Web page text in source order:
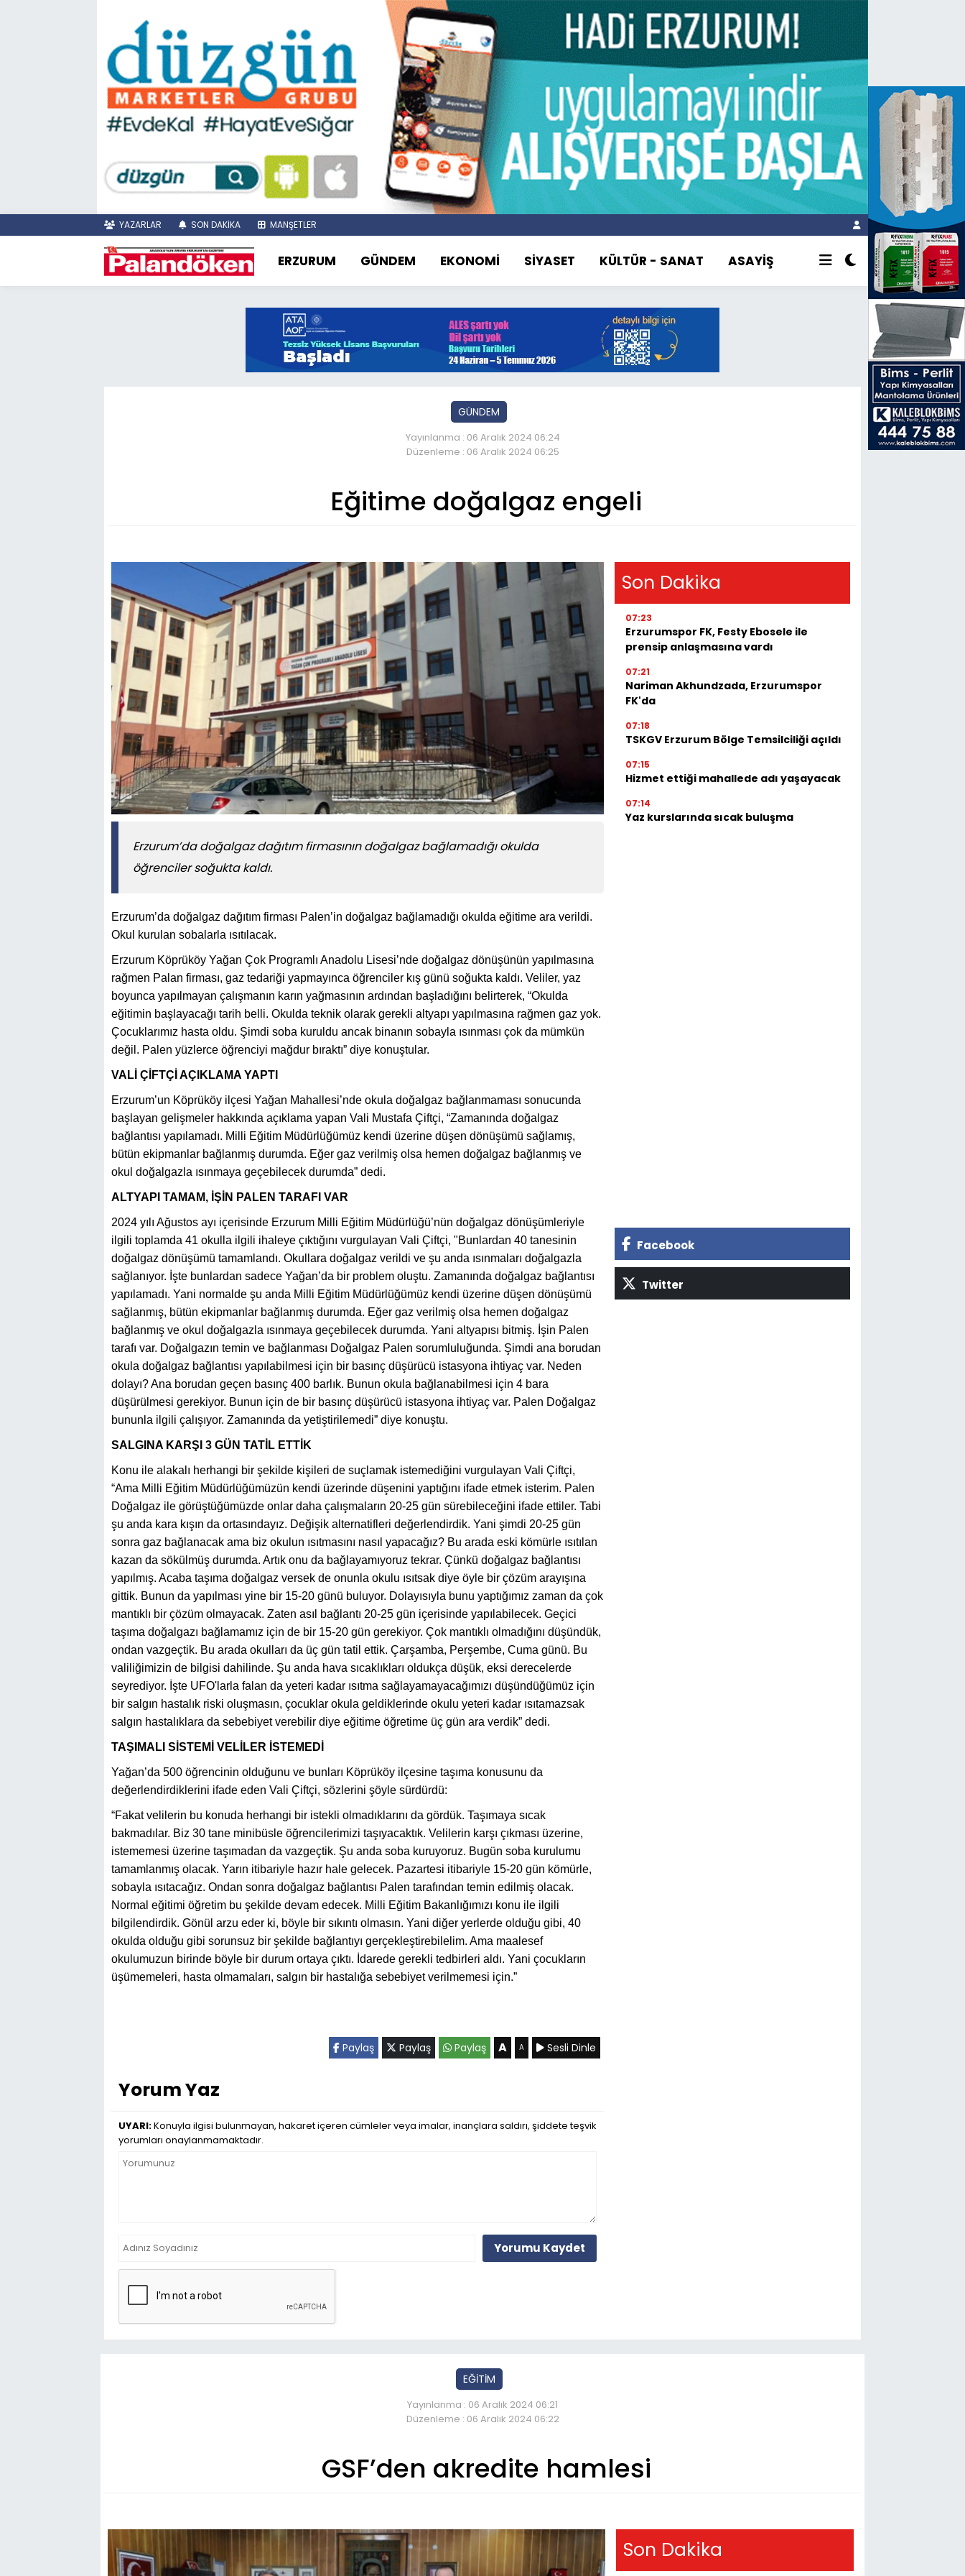
YAZARLAR SON DAKİKA MANŞETLER
ERZURUM GÜNDEM EKONOMİ SİYASET KÜLTÜR - SANAT ASAYİŞ
GÜNDEM
Yayınlanma : 06 Aralık 2024 06:24
Düzenleme : 06 Aralık 2024 06:25
Eğitime doğalgaz engeli
​​​​​​​Erzurum’da doğalgaz dağıtım firmasının doğalgaz bağlamadığı okulda
öğrenciler soğukta kaldı.
Erzurum’da doğalgaz dağıtım firması Palen’in doğalgaz bağlamadığı okulda eğitime ara verildi.
Okul kurulan sobalarla ısıtılacak.
Erzurum Köprüköy Yağan Çok Programlı Anadolu Lisesi’nde doğalgaz dönüşünün yapılmasına
rağmen Palan firması, gaz tedariği yapmayınca öğrenciler kış günü soğukta kaldı. Veliler, yaz
boyunca yapılmayan çalışmanın karın yağmasının ardından başladığını belirterek, “Okulda
eğitimin başlayacağı tarih belli. Okulda teknik olarak gerekli altyapı yapılmasına rağmen gaz yok.
Çocuklarımız hasta oldu. Şimdi soba kuruldu ancak binanın sobayla ısınması çok da mümkün
değil. Palen yüzlerce öğrenciyi mağdur bıraktı” diye konuştular.
VALİ ÇİFTÇİ AÇIKLAMA YAPTI
Erzurum’un Köprüköy ilçesi Yağan Mahallesi’nde okula doğalgaz bağlanmaması sonucunda
başlayan gelişmeler hakkında açıklama yapan Vali Mustafa Çiftçi, “Zamanında doğalgaz
bağlantısı yapılamadı. Milli Eğitim Müdürlüğümüz kendi üzerine düşen dönüşümü sağlamış,
bütün ekipmanlar bağlanmış durumda. Eğer gaz verilmiş olsa hemen doğalgaz bağlanmış ve
okul doğalgazla ısınmaya geçebilecek durumda” dedi.
ALTYAPI TAMAM, İŞİN PALEN TARAFI VAR
2024 yılı Ağustos ayı içerisinde Erzurum Milli Eğitim Müdürlüğü’nün doğalgaz dönüşümleriyle
ilgili toplamda 41 okulla ilgili ihaleye çıktığını vurgulayan Vali Çiftçi, "Bunlardan 40 tanesinin
doğalgaz dönüşümü tamamlandı. Okullara doğalgaz verildi ve şu anda ısınmaları doğalgazla
sağlanıyor. İşte bunlardan sadece Yağan’da bir problem oluştu. Zamanında doğalgaz bağlantısı
yapılamadı. Yani normalde şu anda Milli Eğitim Müdürlüğümüz kendi üzerine düşen dönüşümü
sağlanmış, bütün ekipmanlar bağlanmış durumda. Eğer gaz verilmiş olsa hemen doğalgaz
bağlanmış ve okul doğalgazla ısınmaya geçebilecek durumda. Yani altyapısı bitmiş. İşin Palen
tarafı var. Doğalgazın temin ve bağlanması Doğalgaz Palen sorumluluğunda. Şimdi ana borudan
okula doğalgaz bağlantısı yapılabilmesi için bir basınç düşürücü istasyona ihtiyaç var. Neden
dolayı? Ana borudan geçen basınç 400 barlık. Bunun okula bağlanabilmesi için 4 bara
düşürülmesi gerekiyor. Bunun için de bir basınç düşürücü istasyona ihtiyaç var. Palen Doğalgaz
bununla ilgili çalışıyor. Zamanında da yetiştirilemedi” diye konuştu.
SALGINA KARŞI 3 GÜN TATİL ETTİK
Konu ile alakalı herhangi bir şekilde kişileri de suçlamak istemediğini vurgulayan Vali Çiftçi,
“Ama Milli Eğitim Müdürlüğümüzün kendi üzerinde düşenini yaptığını ifade etmek isterim. Palen
Doğalgaz ile görüştüğümüzde onlar daha çalışmaların 20-25 gün sürebileceğini ifade ettiler. Tabi
şu anda kara kışın da ortasındayız. Değişik alternatifleri değerlendirdik. Yani şimdi 20-25 gün
sonra gaz bağlanacak ama biz okulun ısıtmasını nasıl yapacağız? Bu arada eski kömürle ısıtılan
kazan da sökülmüş durumda. Artık onu da bağlayamıyoruz tekrar. Çünkü doğalgaz bağlantısı
yapılmış. Acaba taşıma doğalgaz versek de onunla okulu ısıtsak diye öyle bir çözüm arayışına
gittik. Bunun da yapılması yine bir 15-20 günü buluyor. Dolayısıyla bunu yaptığımız zaman da çok
mantıklı bir çözüm olmayacak. Zaten asıl bağlantı 20-25 gün içerisinde yapılabilecek. Geçici
taşıma doğalgazı bağlamamız için de bir 15-20 gün gerekiyor. Çok mantıklı olmadığını düşündük,
ondan vazgeçtik. Bu arada okulları da üç gün tatil ettik. Çarşamba, Perşembe, Cuma günü. Bu
valiliğimizin de bilgisi dahilinde. Şu anda hava sıcaklıkları oldukça düşük, eksi derecelerde
seyrediyor. İşte UFO'larla falan da yeteri kadar ısıtma sağlayamayacağımızı düşündüğümüz için
bir salgın hastalık riski oluşmasın, çocuklar okula geldiklerinde okulu yeteri kadar ısıtamazsak
salgın hastalıklara da sebebiyet verebilir diye eğitime öğretime üç gün ara verdik” dedi.
TAŞIMALI SİSTEMİ VELİLER İSTEMEDİ
Yağan’da 500 öğrencinin olduğunu ve bunları Köprüköy ilçesine taşıma konusunu da
değerlendirdiklerini ifade eden Vali Çiftçi, sözlerini şöyle sürdürdü:
“Fakat velilerin bu konuda herhangi bir istekli olmadıklarını da gördük. Taşımaya sıcak
bakmadılar. Biz 30 tane minibüsle öğrencilerimizi taşıyacaktık. Velilerin karşı çıkması üzerine,
istememesi üzerine taşımadan da vazgeçtik. Şu anda soba kuruyoruz. Bugün soba kurulumu
tamamlanmış olacak. Yarın itibariyle hazır hale gelecek. Pazartesi itibariyle 15-20 gün kömürle,
sobayla ısıtacağız. Ondan sonra doğalgaz bağlantısı Palen tarafından temin edilmiş olacak.
Normal eğitimi öğretim bu şekilde devam edecek. Milli Eğitim Bakanlığımızı konu ile ilgili
bilgilendirdik. Gönül arzu eder ki, böyle bir sıkıntı olmasın. Yani diğer yerlerde olduğu gibi, 40
okulda olduğu gibi sorunsuz bir şekilde bağlantıyı gerçekleştirebilelim. Ama maalesef
okulumuzun birinde böyle bir durum ortaya çıktı. İdarede gerekli tedbirleri aldı. Yani çocukların
üşümemeleri, hasta olmamaları, salgın bir hastalığa sebebiyet verilmemesi için.”
Paylaş Paylaş Paylaş A A Sesli Dinle
Yorum Yaz
UYARI:Konuyla ilgisi bulunmayan, hakaret içeren cümleler veya imalar, inançlara saldırı, şiddete teşvik
yorumları onaylanmamaktadır.
Yorumu Kaydet
Son Dakika
07:23
Erzurumspor FK, Festy Ebosele ile
prensip anlaşmasına vardı
07:21
Nariman Akhundzada, Erzurumspor
FK'da
07:18
TSKGV Erzurum Bölge Temsilciliği açıldı
07:15
Hizmet ettiği mahallede adı yaşayacak
07:14
Yaz kurslarında sıcak buluşma
Facebook
Twitter
EĞİTİM
Yayınlanma : 06 Aralık 2024 06:21
Düzenleme : 06 Aralık 2024 06:22
GSF’den akredite hamlesi
Son Dakika